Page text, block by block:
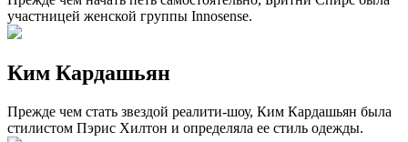
участницей женской группы Innosense.
Ким Кардашьян
Прежде чем стать звездой реалити-шоу, Ким Кардашьян была
стилистом Пэрис Хилтон и определяла ее стиль одежды.